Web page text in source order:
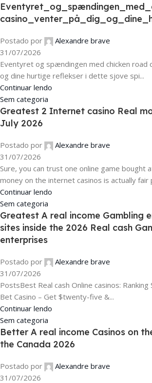
Postado por
Alexandre brave
31/07/2026
Eventyret og spændingen med chicken road
og dine hurtige reflekser i dette sjove spi...
Continuar lendo
Sem categoria
Greatest 2 Internet casino Real
July 2026
Postado por
Alexandre brave
31/07/2026
Sure, you can trust one online game bought
money on the internet casinos is actually fair
Continuar lendo
Sem categoria
Greatest A real income Gambling
sites inside the 2026 Real cash
enterprises
Postado por
Alexandre brave
31/07/2026
PostsBest Real cash Online casinos:
Bet Casino – Get $twenty-five &...
Continuar lendo
Sem categoria
Better A real income Casinos on
the Canada 2026
Postado por
Alexandre brave
31/07/2026